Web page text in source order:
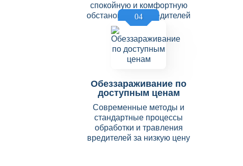
спокойную и комфортную
обстановку без вредителей
04
Обеззараживание по
доступным ценам
Современные методы и
стандартные процессы
обработки и травления
вредителей за низкую цену